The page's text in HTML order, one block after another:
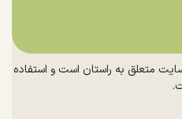
متعلق به راستان است و استفاده